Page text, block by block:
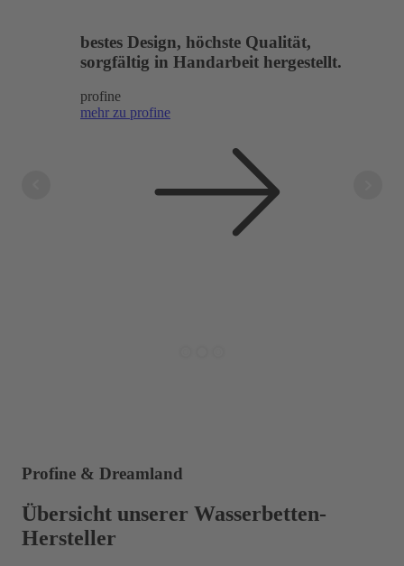
bestes Design, höchste Qualität,
sorgfältig in Handarbeit hergestellt.
profine
mehr zu profine
Profine & Dreamland
Übersicht unserer Wasserbetten-
Hersteller